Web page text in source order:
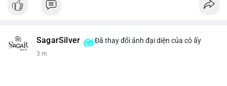
SagarSilver Đã thay đổi ảnh đại diện của cô ấy
3 m